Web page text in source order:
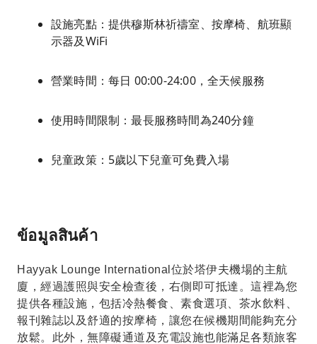
設施亮點：提供穆斯林祈禱室、按摩椅、航班顯
示器及WiFi
營業時間：每日 00:00-24:00，全天候服務
使用時間限制：最長服務時間為240分鐘
兒童政策：5歲以下兒童可免費入場
ข้อมูลสินค้า
Hayyak Lounge International位於塔伊夫機場的主航
廈，經過護照與安全檢查後，右側即可抵達。這裡為您
提供各種設施，包括冷熱餐食、素食選項、茶水飲料、
報刊雜誌以及舒適的按摩椅，讓您在候機期間能夠充分
放鬆。此外，無障礙通道及充電設施也能滿足各類旅客